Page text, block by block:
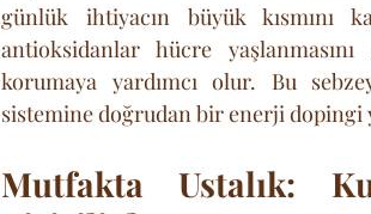
günlük ihtiyacın büyük kısmını
antioksidanlar hücre
korumaya yardımcı olur. Bu
sistemine doğrudan bir enerji dopingi
Mutfakta Ustalık: